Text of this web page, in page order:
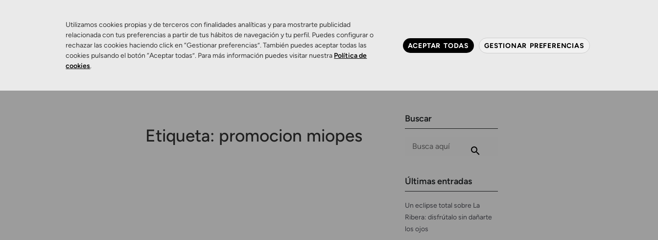
Salud Visual Ojo seco Control de miopía Contactología avanzada Audiología Gafas y mucho más
Etiqueta: promocion miopes
Buscar
Últimas entradas
Un eclipse total sobre La
Ribera: disfrútalo sin dañarte
los ojos
Utilizamos cookies propias y de terceros con finalidades analíticas y para mostrarte publicidad
relacionada con tus preferencias a partir de tus hábitos de navegación y tu perfil. Puedes configurar o
rechazar las cookies haciendo click en “Gestionar preferencias”. También puedes aceptar todas las
cookies pulsando el botón “Aceptar todas”. Para más información puedes visitar nuestra Política de
cookies.
ACEPTAR TODAS GESTIONAR PREFERENCIAS